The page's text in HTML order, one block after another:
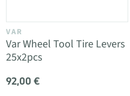
VAR
Var Wheel Tool Tire Levers
25x2pcs
92,00 €